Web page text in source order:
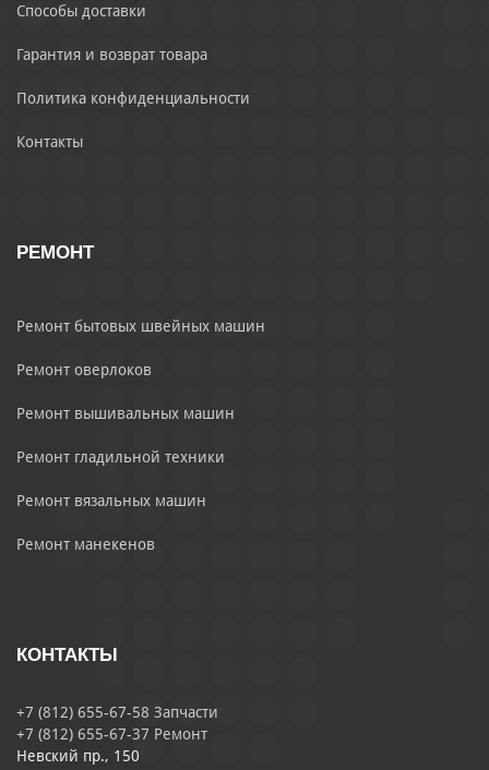
Способы доставки
Гарантия и возврат товара
Политика конфиденциальности
Контакты
РЕМОНТ
Ремонт бытовых швейных машин
Ремонт оверлоков
Ремонт вышивальных машин
Ремонт гладильной техники
Ремонт вязальных машин
Ремонт манекенов
КОНТАКТЫ
+7 (812) 655-67-58 Запчасти
+7 (812) 655-67-37 Ремонт
Невский пр., 150